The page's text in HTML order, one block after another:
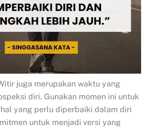
juga merupakan waktu yang
diri. Gunakan momen ini untuk
yang perlu diperbaiki dalam diri
untuk menjadi versi yang